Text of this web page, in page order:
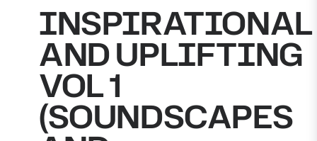
INSPIRATIONAL
AND UPLIFTING
VOL 1
(SOUNDSCAPES